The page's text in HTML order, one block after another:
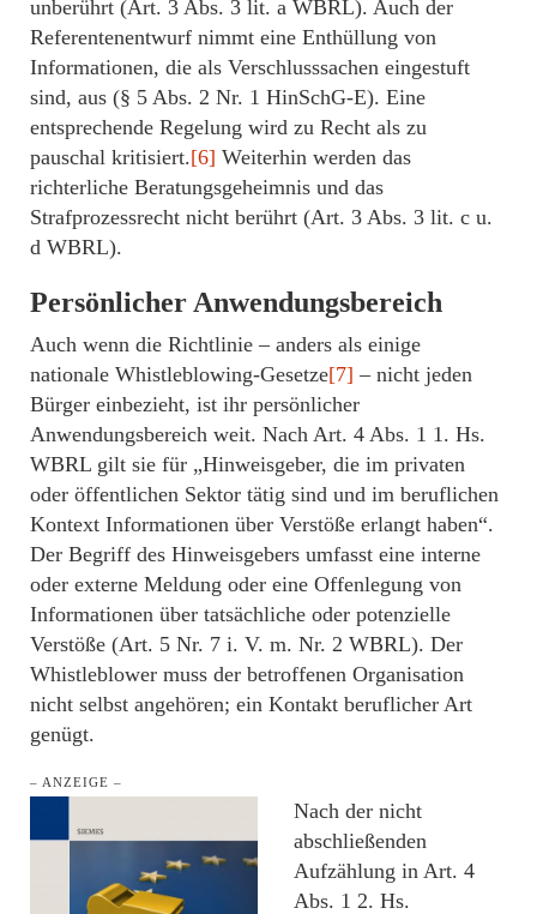
unberührt (Art. 3 Abs. 3 lit. a WBRL). Auch der
Referentenentwurf nimmt eine Enthüllung von
Informationen, die als Verschlusssachen eingestuft
sind, aus (§ 5 Abs. 2 Nr. 1 HinSchG-E). Eine
entsprechende Regelung wird zu Recht als zu
pauschal kritisiert.[6] Weiterhin werden das
richterliche Beratungsgeheimnis und das
Strafprozessrecht nicht berührt (Art. 3 Abs. 3 lit. c u.
d WBRL).
Persönlicher Anwendungsbereich
Auch wenn die Richtlinie – anders als einige
nationale Whistleblowing-Gesetze[7] – nicht jeden
Bürger einbezieht, ist ihr persönlicher
Anwendungsbereich weit. Nach Art. 4 Abs. 1 1. Hs.
WBRL gilt sie für „Hinweisgeber, die im privaten
oder öffentlichen Sektor tätig sind und im beruflichen
Kontext Informationen über Verstöße erlangt haben“.
Der Begriff des Hinweisgebers umfasst eine interne
oder externe Meldung oder eine Offenlegung von
Informationen über tatsächliche oder potenzielle
Verstöße (Art. 5 Nr. 7 i. V. m. Nr. 2 WBRL). Der
Whistleblower muss der betroffenen Organisation
nicht selbst angehören; ein Kontakt beruflicher Art
genügt.
– ANZEIGE –
Nach der nicht
abschließenden
Aufzählung in Art. 4
Abs. 1 2. Hs.